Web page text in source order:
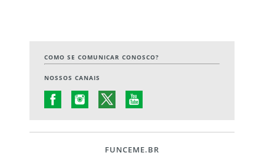
COMO SE COMUNICAR CONOSCO?
NOSSOS CANAIS
FUNCEME.BR